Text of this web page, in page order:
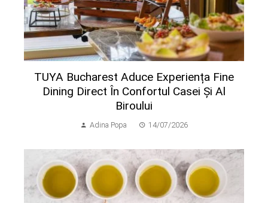
TUYA Bucharest Aduce Experiența Fine
Dining Direct În Confortul Casei Și Al
Biroului
Adina Popa 14/07/2026